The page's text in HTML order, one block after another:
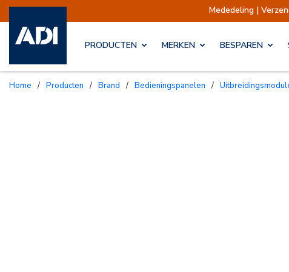
Mededeling | Verzendingen
PRODUCTEN MERKEN BESPAREN
Home / Producten / Brand / Bedieningspanelen /